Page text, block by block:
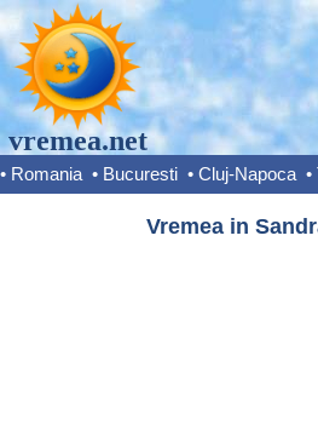
vremea.net
• Romania • Bucuresti • Cluj-Napoca •
Vremea in